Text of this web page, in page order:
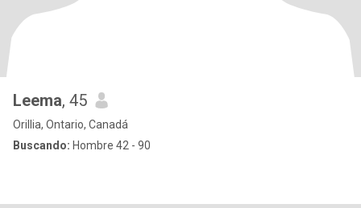
Leema, 45
Orillia, Ontario, Canadá
Buscando: Hombre 42 - 90